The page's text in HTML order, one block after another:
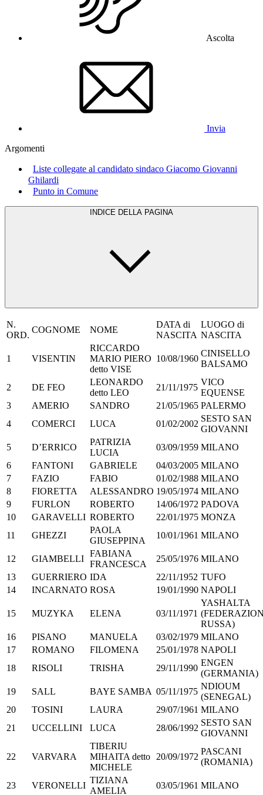
Ascolta
Invia
Argomenti
Liste collegate al candidato sindaco Giacomo Giovanni
Ghilardi
Punto in Comune
INDICE DELLA PAGINA
N.
ORD.
COGNOME NOME
DATA di
NASCITA
LUOGO di
NASCITA
1 VISENTIN
RICCARDO
MARIO PIERO
detto VISE
10/08/1960
CINISELLO
BALSAMO
2 DE FEO
LEONARDO
detto LEO
21/11/1975
VICO
EQUENSE
3
AMERIO SANDRO 21/05/1965 PALERMO
4
COMERCI LUCA 01/02/2002
SESTO SAN
GIOVANNI
5
D’ERRICO
PATRIZIA
LUCIA
03/09/1959 MILANO
6
FANTONI GABRIELE 04/03/2005 MILANO
7
FAZIO FABIO 01/02/1988 MILANO
8
FIORETTA ALESSANDRO 19/05/1974 MILANO
9
FURLON ROBERTO 14/06/1972 PADOVA
10
GARAVELLI ROBERTO 22/01/1975 MONZA
11
GHEZZI
PAOLA
GIUSEPPINA
10/01/1961 MILANO
12 GIAMBELLI
FABIANA
FRANCESCA
25/05/1976 MILANO
13
GUERRIERO IDA 22/11/1952 TUFO
14
INCARNATO ROSA 19/01/1990 NAPOLI
15 MUZYKA ELENA 03/11/1971
YASHALTA
RUSSA)
16
PISANO MANUELA 03/02/1979 MILANO
17
ROMANO FILOMENA 25/01/1978 NAPOLI
18
RISOLI TRISHA 29/11/1990
ENGEN
(GERMANIA)
19
SALL BAYE SAMBA 05/11/1975
NDIOUM
(SENEGAL)
20
TOSINI LAURA 29/07/1961 MILANO
21
UCCELLINI LUCA 28/06/1992
SESTO SAN
GIOVANNI
22 VARVARA
TIBERIU
MIHAITA detto
MICHELE
20/09/1972
PASCANI
(ROMANIA)
23 VERONELLI
TIZIANA
AMELIA
03/05/1961 MILANO